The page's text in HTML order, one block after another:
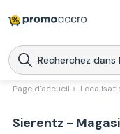
Magasins
Produits
Promoaccro
Page d'accueil >
Sierentz -